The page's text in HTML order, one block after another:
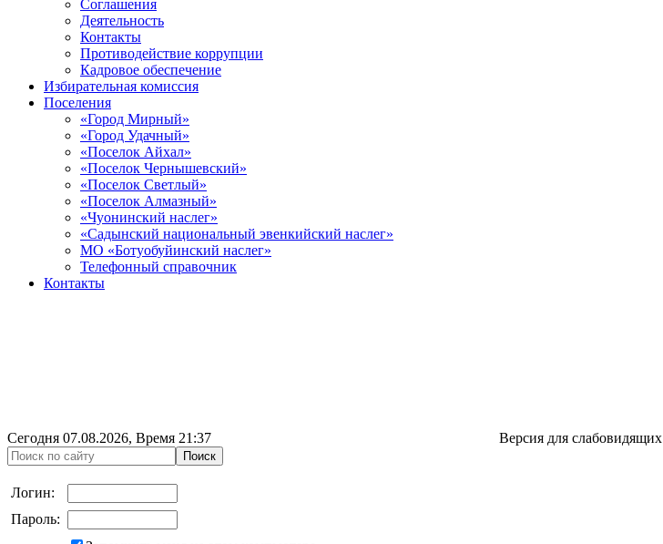
Соглашения
Деятельность
Контакты
Противодействие коррупции
Кадровое обеспечение
Избирательная комиссия
Поселения
«Город Мирный»
«Город Удачный»
«Поселок Айхал»
«Поселок Чернышевский»
«Поселок Светлый»
«Поселок Алмазный»
«Чуонинский наслег»
«Садынский национальный эвенкийский наслег»
МО «Ботуобуйинский наслег»
Телефонный справочник
Контакты
Сегодня 07.08.2026, Время 21:37 Версия для слабовидящих
Логин:
Пароль: